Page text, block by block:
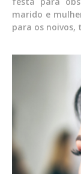
marido e
para os noivos,